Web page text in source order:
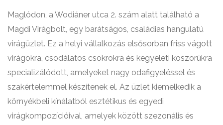
Maglódon, a Wodiáner utca 2. szám alatt található a
Magdi Virágbolt, egy barátságos, családias hangulatú
virágüzlet. Ez a helyi vállalkozás elsősorban friss vágott
virágokra, csodálatos csokrokra és kegyeleti koszorúkra
specializálódott, amelyeket nagy odafigyeléssel és
szakértelemmel készítenek el. Az üzlet kiemelkedik a
környékbeli kínálatból esztétikus és egyedi
virágkompozícióival, amelyek között szezonális és